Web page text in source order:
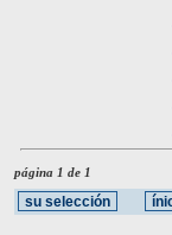
página 1 de 1